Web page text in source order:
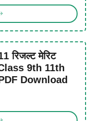
रिजल्ट मेरिट
9th 11th
Download